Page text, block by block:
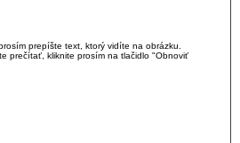
prepíšte text, ktorý vidíte na obrázku.
prečítať, kliknite prosím na tlačidlo "Obnoviť